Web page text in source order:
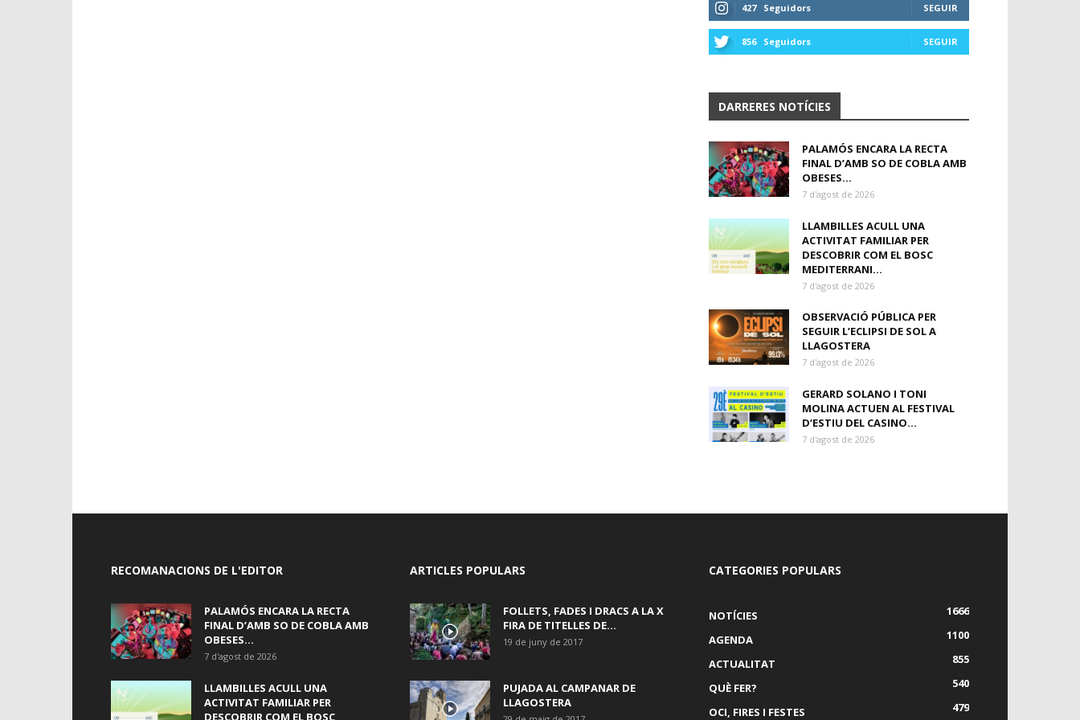
427 Seguidors SEGUIR
856 Seguidors SEGUIR
DARRERES NOTÍCIES
PALAMÓS ENCARA LA RECTA
FINAL D’AMB SO DE COBLA AMB
OBESES...
7 d'agost de 2026
LLAMBILLES ACULL UNA
ACTIVITAT FAMILIAR PER
DESCOBRIR COM EL BOSC
MEDITERRANI...
7 d'agost de 2026
OBSERVACIÓ PÚBLICA PER
SEGUIR L’ECLIPSI DE SOL A
LLAGOSTERA
7 d'agost de 2026
GERARD SOLANO I TONI
MOLINA ACTUEN AL FESTIVAL
D’ESTIU DEL CASINO...
7 d'agost de 2026
RECOMANACIONS DE L'EDITOR
PALAMÓS ENCARA LA RECTA
FINAL D’AMB SO DE COBLA AMB
OBESES...
7 d'agost de 2026
LLAMBILLES ACULL UNA
ACTIVITAT FAMILIAR PER
DESCOBRIR COM EL BOSC
ARTICLES POPULARS
FOLLETS, FADES I DRACS A LA X
FIRA DE TITELLES DE...
19 de juny de 2017
PUJADA AL CAMPANAR DE
LLAGOSTERA
CATEGORIES POPULARS
NOTÍCIES
1666
AGENDA
1100
ACTUALITAT
855
QUÈ FER?
540
OCI, FIRES I FESTES
479